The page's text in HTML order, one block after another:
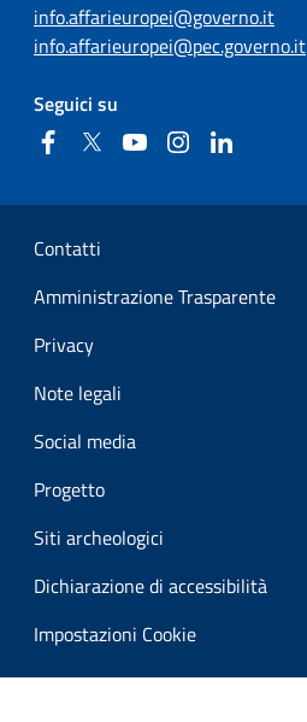
info.affarieuropei@governo.it
info.affarieuropei@pec.governo.it
Seguici su
FacebookTwitter YouTubeInstagram
Sezione Link Utili
Contatti
Amministrazione Trasparente
Privacy
Note legali
Social media
Progetto
Siti archeologici
Dichiarazione di accessibilità
Impostazioni Cookie